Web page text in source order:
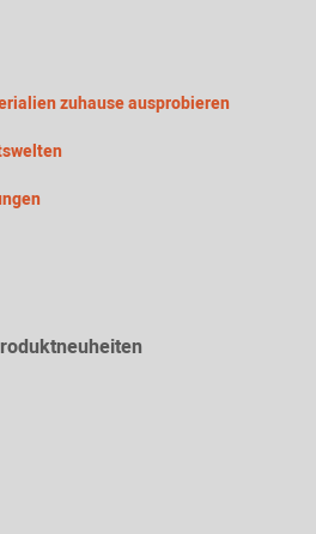
zuhause ausprobieren